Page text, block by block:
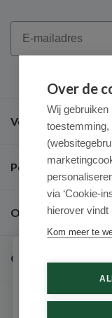
Email
Veel gestelde
Populaire merken
Over ons
Contact
Over de
Wij
via ‘Cookie-
hierover vindt
Kom meer te
Schrijf
Ontvang als